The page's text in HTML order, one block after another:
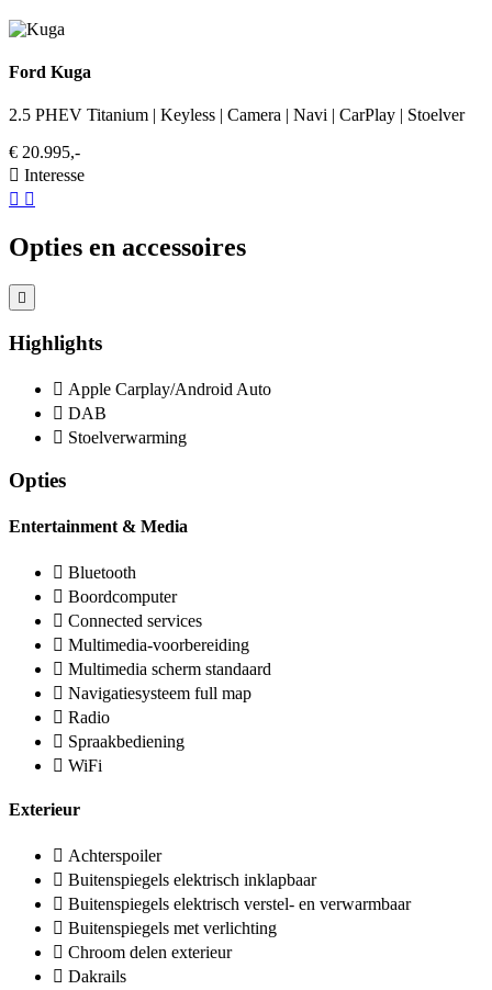
Ford Kuga
2.5 PHEV Titanium | Keyless | Camera | Navi | CarPlay | Stoelver
€ 20.995,-
Interesse
Opties en accessoires
Highlights
Apple Carplay/Android Auto
DAB
Stoelverwarming
Opties
Entertainment & Media
Bluetooth
Boordcomputer
Connected services
Multimedia-voorbereiding
Multimedia scherm standaard
Navigatiesysteem full map
Radio
Spraakbediening
WiFi
Exterieur
Achterspoiler
Buitenspiegels elektrisch inklapbaar
Buitenspiegels elektrisch verstel- en verwarmbaar
Buitenspiegels met verlichting
Chroom delen exterieur
Dakrails